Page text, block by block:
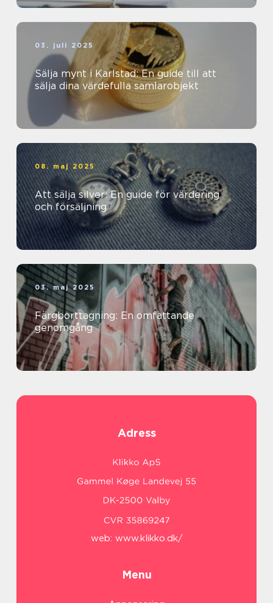
03. juli 2025
Sälja mynt i Karlstad: En guide till att
sälja dina värdefulla samlarobjekt
08. maj 2025
Att sälja silver: En guide för värdering
och försäljning
03. maj 2025
Färgborttagning: En omfattande
genomgång
Adress
web: www.klikko.dk/
Menu